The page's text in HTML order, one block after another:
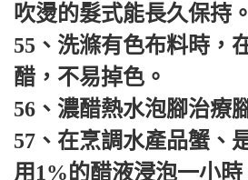
吹燙的髮式能長久保持。
55、洗滌有色布料時，
醋，不易掉色。
56、濃醋熱水泡腳治療
57、在烹調水產品蟹、
用1%的醋液浸泡一小